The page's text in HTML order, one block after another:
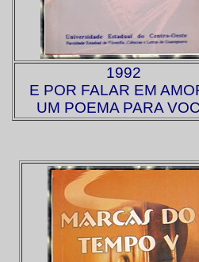
1992
E POR FALAR EM
UM POEMA PARA